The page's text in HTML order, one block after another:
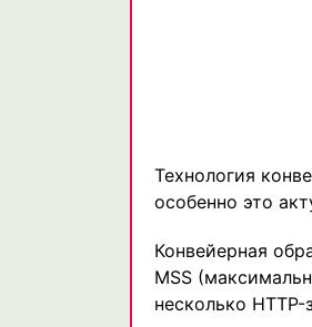
Технология
особенно это
Конвейерная
MSS
несколько